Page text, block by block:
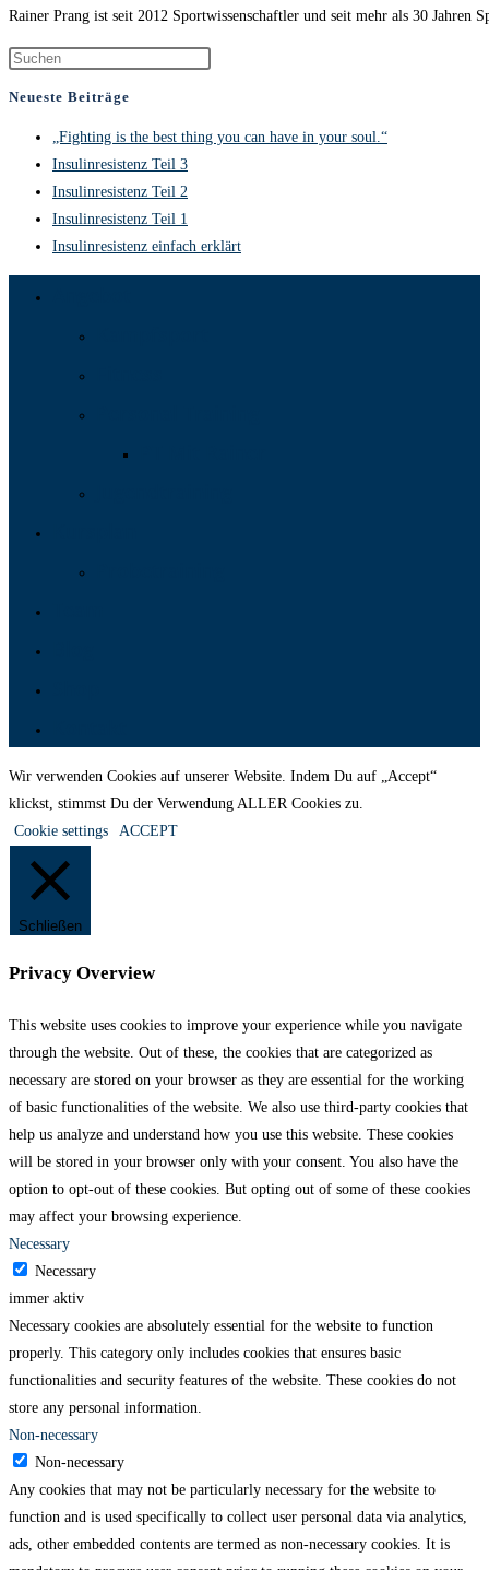
Rainer Prang ist seit 2012 Sportwissenschaftler und seit mehr als 30
Neueste Beiträge
„Fighting is the best thing you can have in your soul.“
Insulinresistenz Teil 3
Insulinresistenz Teil 2
Insulinresistenz Teil 1
Insulinresistenz einfach erklärt
Wir verwenden Cookies auf unserer Website. Indem Du auf „Accept“
klickst, stimmst Du der Verwendung ALLER Cookies zu.
Cookie settings
ACCEPT
Schließen
Privacy Overview
This website uses cookies to improve your experience while you navigate
through the website. Out of these, the cookies that are categorized as
necessary are stored on your browser as they are essential for the working
of basic functionalities of the website. We also use third-party cookies that
help us analyze and understand how you use this website. These cookies
will be stored in your browser only with your consent. You also have the
option to opt-out of these cookies. But opting out of some of these cookies
may affect your browsing experience.
Necessary
Necessary
immer aktiv
Necessary cookies are absolutely essential for the website to function
properly. This category only includes cookies that ensures basic
functionalities and security features of the website. These cookies do not
store any personal information.
Non-necessary
Non-necessary
Any cookies that may not be particularly necessary for the website to
function and is used specifically to collect user personal data via analytics,
ads, other embedded contents are termed as non-necessary cookies. It is